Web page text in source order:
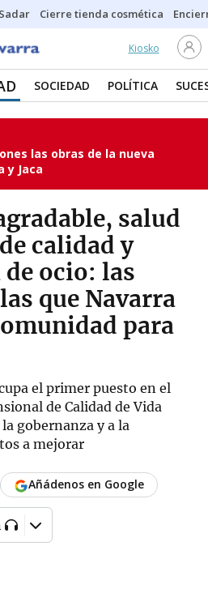
Cierre tienda cosmética
Kiosko
SOCIEDAD POLÍTICA
las obras de la nueva
y Jaca
salud
calidad y
ocio: las
que Navarra
para
el primer puesto en el
de Calidad de Vida
gobernanza y a la
a mejorar
Añádenos en Google